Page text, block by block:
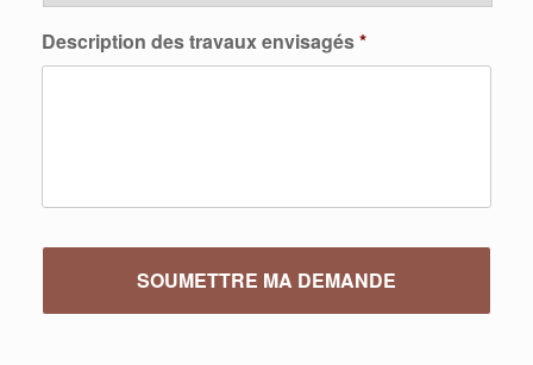
Description des travaux envisagés*